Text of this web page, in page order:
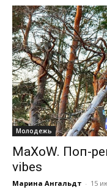
Молодежь
MaXoW. Поп-
vibes
Марина Ангальдт - 15